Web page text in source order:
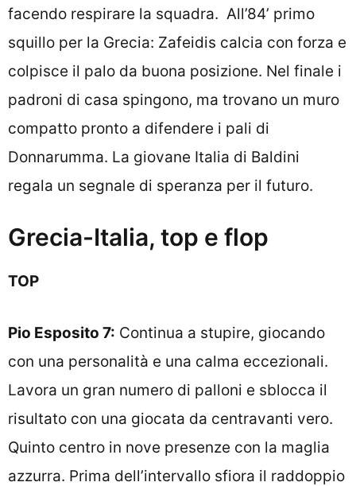
facendo respirare la squadra. All’84’ primo
squillo per la Grecia: Zafeidis calcia con forza e
colpisce il palo da buona posizione. Nel finale i
padroni di casa spingono, ma trovano un muro
compatto pronto a difendere i pali di
Donnarumma. La giovane Italia di Baldini
regala un segnale di speranza per il futuro.
Grecia-Italia, top e flop
TOP
Pio Esposito 7: Continua a stupire, giocando
con una personalità e una calma eccezionali.
Lavora un gran numero di palloni e sblocca il
risultato con una giocata da centravanti vero.
Quinto centro in nove presenze con la maglia
azzurra. Prima dell’intervallo sfiora il raddoppio